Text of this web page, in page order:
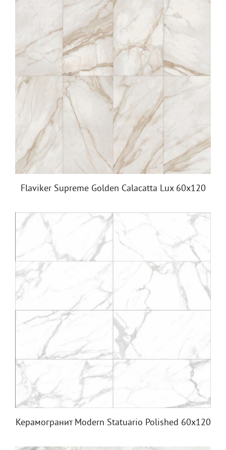
Flaviker Supreme Golden Calacatta Lux 60x120
Керамогранит Modern Statuario Polished 60x120